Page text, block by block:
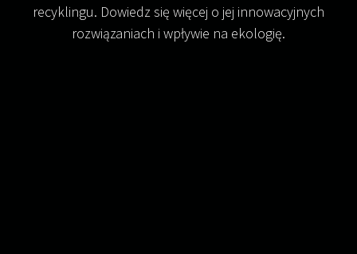
recyklingu. Dowiedz się więcej o jej innowacyjnych
rozwiązaniach i wpływie na ekologię.